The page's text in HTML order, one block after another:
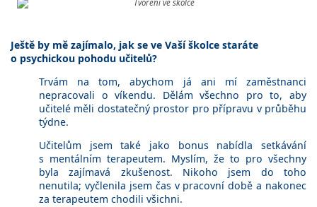
Ještě by mě zajímalo, jak se ve Vaší školce staráte
o psychickou pohodu učitelů?
Trvám na tom, abychom já ani mí zaměstnanci
nepracovali o víkendu. Dělám všechno pro to, aby
učitelé měli dostatečný prostor pro přípravu v průběhu
týdne.
Učitelům jsem také jako bonus nabídla setkávání
s mentálním terapeutem. Myslím, že to pro všechny
byla zajímavá zkušenost. Nikoho jsem do toho
nenutila; vyčlenila jsem čas v pracovní době a nakonec
za terapeutem chodili všichni.